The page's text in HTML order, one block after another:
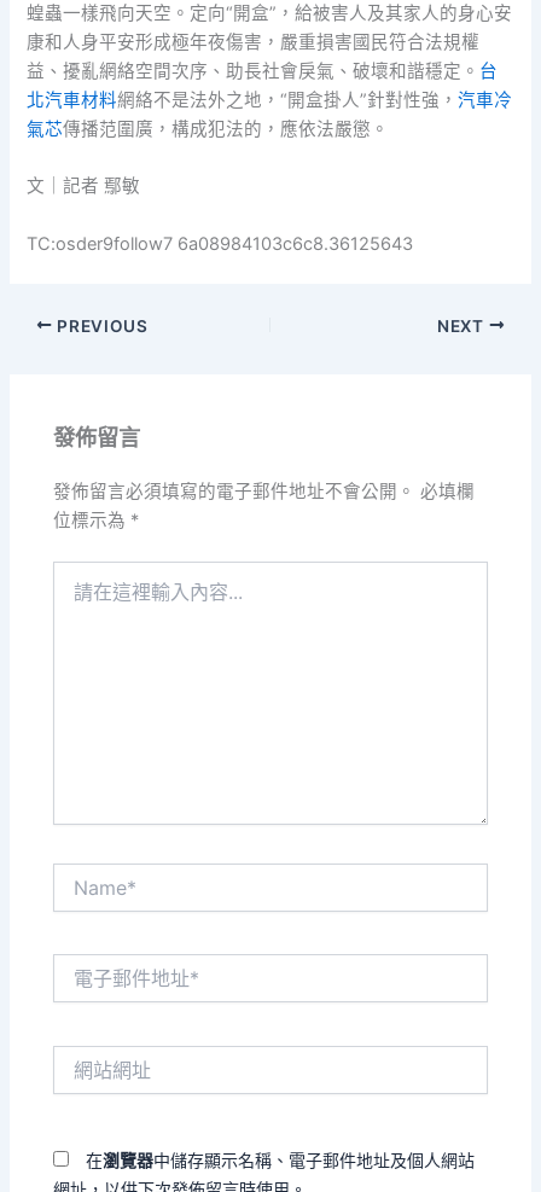
蝗蟲一樣飛向天空。定向“開盒”，給被害人及其家人的身心安
康和人身平安形成極年夜傷害，嚴重損害國民符合法規權
益、擾亂網絡空間次序、助長社會戾氣、破壞和諧穩定。 台
北汽車材料網絡不是法外之地，“開盒掛人”針對性強，汽車冷
氣芯傳播范圍廣，構成犯法的，應依法嚴懲。
文｜記者 鄢敏
TC:osder9follow7 6a08984103c6c8.36125643
PREVIOUS NEXT
發佈留言
發佈留言必須填寫的電子郵件地址不會公開。 必填欄
位標示為 *
在瀏覽器中儲存顯示名稱、電子郵件地址及個人網站